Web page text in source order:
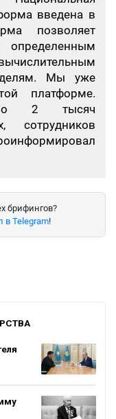
введена в
позволяет
Мы уже
платформе.
2 тысяч
сотрудников
брифингов?
в Telegram!